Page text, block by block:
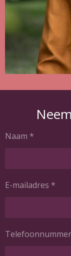
Naam *
E-mailadres *
Telefoonnummer